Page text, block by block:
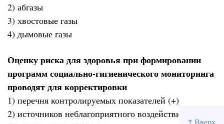
↑ Вверх
2) абгазы
3) хвостовые газы
4) дымовые газы
Оценку риска для здоровья при формировании
программ социально-гигиенического мониторинга
проводят для корректировки
1) перечня контролируемых показателей (+)
2) источников неблагоприятного воздействия